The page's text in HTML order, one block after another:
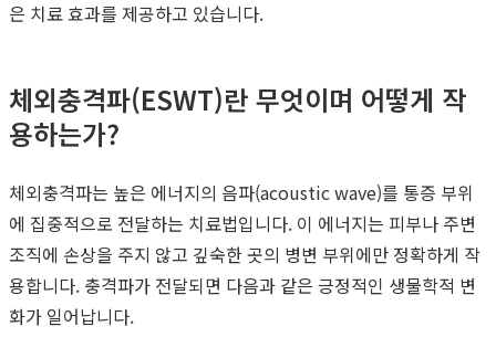
은 치료 효과를 제공하고 있습니다.
체외충격파(ESWT)란 무엇이며 어떻게 작
용하는가?
체외충격파는 높은 에너지의 음파(acoustic wave)를 통증 부위
에 집중적으로 전달하는 치료법입니다. 이 에너지는 피부나 주변
조직에 손상을 주지 않고 깊숙한 곳의 병변 부위에만 정확하게 작
용합니다. 충격파가 전달되면 다음과 같은 긍정적인 생물학적 변
화가 일어납니다.